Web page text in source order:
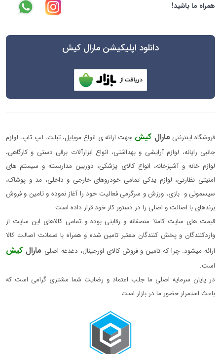
همراه ما باشید!
دانلود اپلیکیشن مارال کیش
فروشگاه اینترنتی مارال کیش جهت ارائه ی انواع موبایل، تبلت، لپ تاپ، لوازم
جانبی رایانه، لوازم آرایشی و بهداشتی، انواع ابزارآلات برقی دستی و کارگاهی،
لوازم خانه و آشپزخانه، انواع کالای پزشکی، دوربین مداربسته و سیستم های
امنیتی نظارتی، لوازم یدکی تمامی خودروهای خارجی و داخلی، مد و پوشاک،
سیسمونی و بازی، ورزش و سرگرمی فعالیت خود را آغاز نموده و تامین و فروش
برندهای با اصالت و اصلی را در دستور کار خود قرار داده است
قیمت های سایت کاملا منصفانه و رقابتی بوده و تمامی کالاهای این سایت از
واردکنندگان و پخش کنندگان معتبر تامین شده و همراه با ضمانت اصالت کالا
ارائه میشود. چرا که تامین و فروش کالای اورجینال، دغدغه اصلی مارال کیش
است.
در پایان سرمایه اصلی ما جلب اعتماد و رضایت شما مشتری گرامی است که
باعث استمرار حضور ما در بازار است